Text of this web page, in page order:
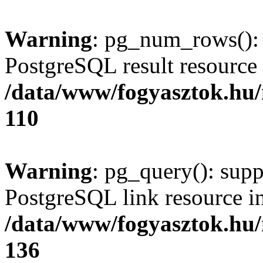
Warning:
PostgreSQL result
/data/www/
110
Warning: pg_query():
PostgreSQL link resource
/data/www/
136